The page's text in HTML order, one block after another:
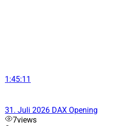
1:45:11
31. Juli 2026 DAX Opening
7views